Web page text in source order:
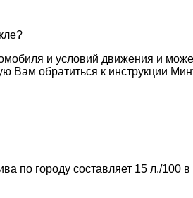
и условий движения и
Вам обратиться к инструкции
по городу составляет 15 л./100